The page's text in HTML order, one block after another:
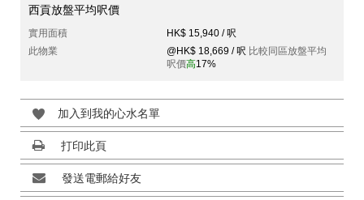
西貢放盤平均呎價
實用面積
HK$ 15,940 / 呎
此物業
@HK$ 18,669 / 呎 比較同區放盤平均
呎價高17%
加入到我的心水名單
打印此頁
發送電郵給好友